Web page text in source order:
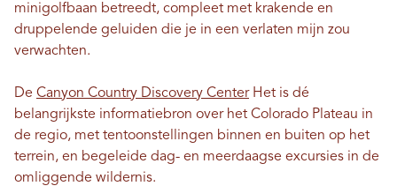
minigolfbaan betreedt, compleet met krakende en
druppelende geluiden die je in een verlaten mijn zou
verwachten.
De Canyon Country Discovery CenterHet is dé
belangrijkste informatiebron over het Colorado Plateau in
de regio, met tentoonstellingen binnen en buiten op het
terrein, en begeleide dag- en meerdaagse excursies in de
omliggende wildernis.